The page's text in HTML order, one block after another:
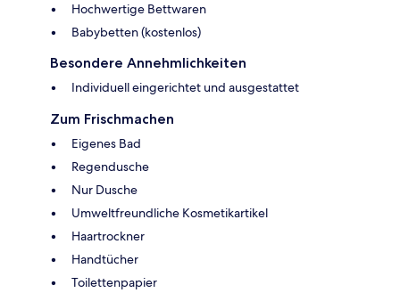
Hochwertige Bettwaren
Babybetten (kostenlos)
Besondere Annehmlichkeiten
Individuell eingerichtet und ausgestattet
Zum Frischmachen
Eigenes Bad
Regendusche
Nur Dusche
Umweltfreundliche Kosmetikartikel
Haartrockner
Handtücher
Toilettenpapier